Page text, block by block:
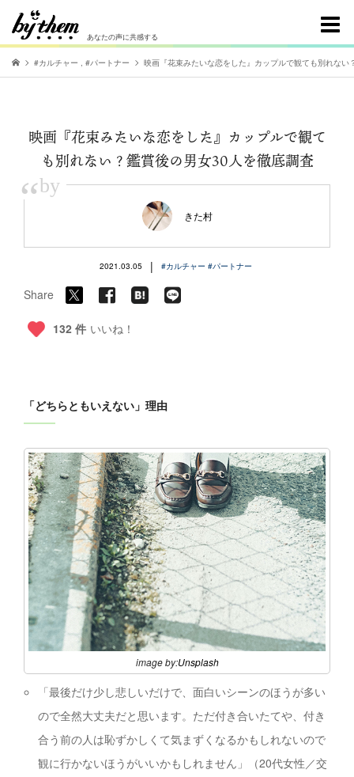
あなたの声に共感する
#カルチャー , #パートナー 映画『花束みたいな恋をした』カップルで観ても別れない
映画『花束みたいな恋をした』カップルで観て
も別れない？鑑賞後の男女30人を徹底調査
“by
きた村
2021.03.05 | #カルチャー #パートナー
Share
132 件 いいね！
「どちらともいえない」理由
image by:Unsplash
「最後だけ少し悲しいだけで、面白いシーンのほうが多い
ので全然大丈夫だと思います。ただ付き合いたてや、付き
合う前の人は恥ずかしくて気まずくなるかもしれないので
観に行かないほうがいいかもしれません」（20代女性／交